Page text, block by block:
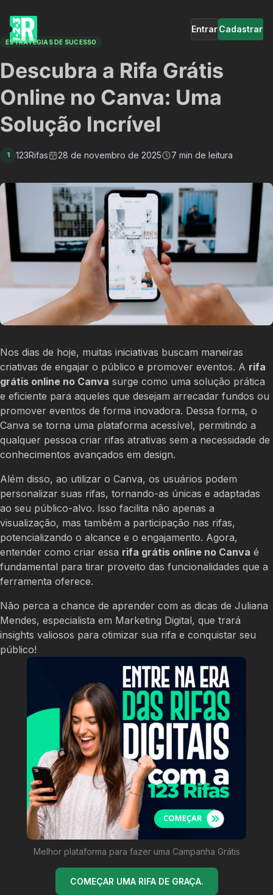
EntrarCadastrar
ESTRATÉGIAS DE SUCESSO
Descubra a Rifa Grátis
Online no Canva: Uma
Solução Incrível
1 123Rifas 28 de novembro de 2025 7 min de leitura
Nos dias de hoje, muitas iniciativas buscam maneiras
criativas de engajar o público e promover eventos. A rifa
grátis online no Canva surge como uma solução prática
e eficiente para aqueles que desejam arrecadar fundos ou
promover eventos de forma inovadora. Dessa forma, o
Canva se torna uma plataforma acessível, permitindo a
qualquer pessoa criar rifas atrativas sem a necessidade de
conhecimentos avançados em design.
Além disso, ao utilizar o Canva, os usuários podem
personalizar suas rifas, tornando-as únicas e adaptadas
ao seu público-alvo. Isso facilita não apenas a
visualização, mas também a participação nas rifas,
potencializando o alcance e o engajamento. Agora,
entender como criar essa rifa grátis online no Canva é
fundamental para tirar proveito das funcionalidades que a
ferramenta oferece.
Não perca a chance de aprender com as dicas de Juliana
Mendes, especialista em Marketing Digital, que trará
insights valiosos para otimizar sua rifa e conquistar seu
público!
Melhor plataforma para fazer uma Campanha Grátis
COMEÇAR UMA RIFA DE GRAÇA.